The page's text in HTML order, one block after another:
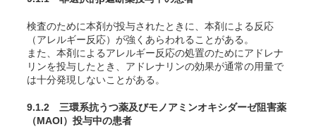
検査のために本剤が投与されたときに、本剤による反応
（アレルギー反応）が強くあらわれることがある。
また、本剤によるアレルギー反応の処置のためにアドレナ
リンを投与したとき、アドレナリンの効果が通常の用量で
は十分発現しないことがある。
9.1.2 三環系抗うつ薬及びモノアミンオキシダーゼ阻害薬
（MAOI）投与中の患者